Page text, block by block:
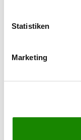
Statistiken
Marketing
OG - Slate
OG -